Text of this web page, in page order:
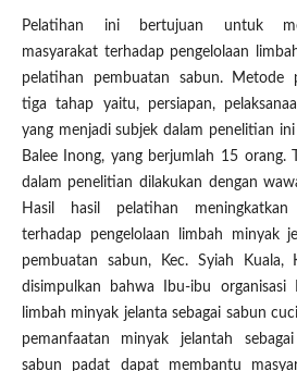
Pelatihan ini bertujuan untuk
masyarakat terhadap pengelolaan
pelatihan pembuatan sabun. Metode
tiga tahap yaitu, persiapan,
yang menjadi subjek dalam penelitian
Balee Inong, yang berjumlah 15 orang.
dalam penelitian dilakukan dengan
Hasil hasil pelatihan meningkatkan
terhadap pengelolaan limbah minyak
pembuatan sabun, Kec. Syiah Kuala,
disimpulkan bahwa Ibu-ibu organisasi
limbah minyak jelanta sebagai sabun
pemanfaatan minyak jelantah
sabun padat dapat membantu